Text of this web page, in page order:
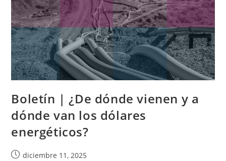
Boletín | ¿De dónde vienen y a
dónde van los dólares
energéticos?
diciembre 11, 2025